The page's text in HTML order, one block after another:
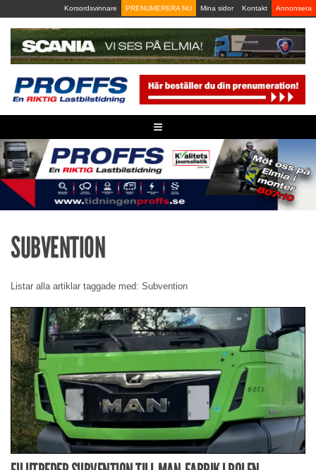
to
content
Korsordsvinnare PRENUMERERA NU Mina sidor Kontakt Annonsera
≡
SUBVENTION
Listar alla artiklar taggade med: Subvention